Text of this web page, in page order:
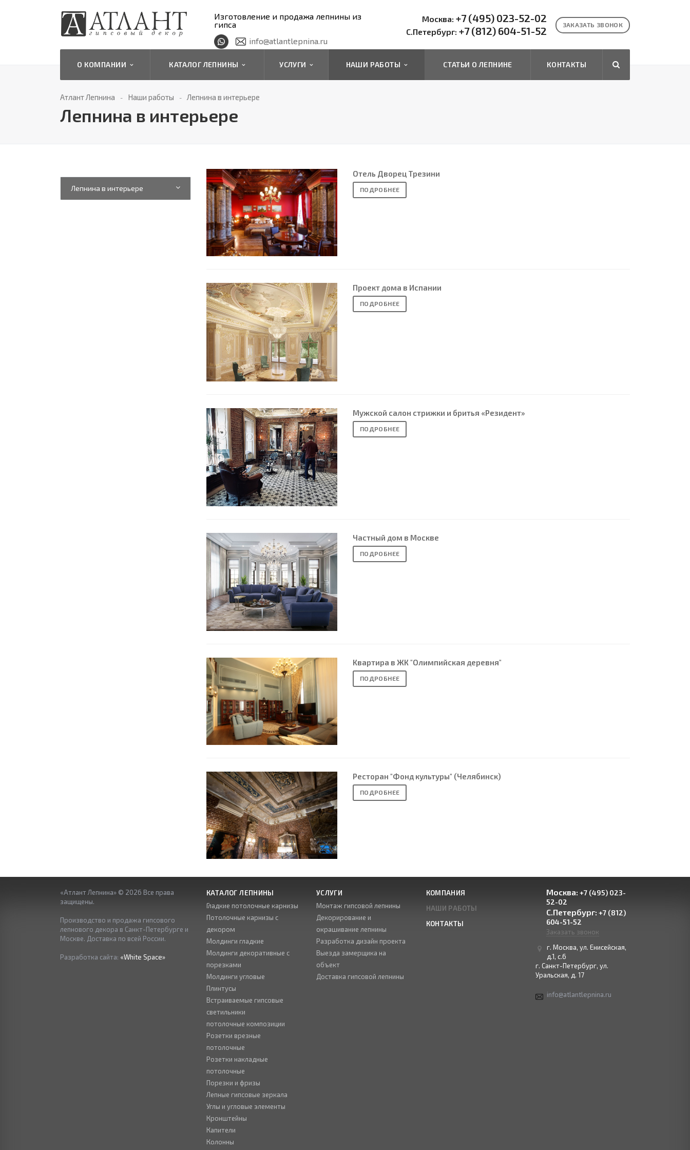
Изготовление и продажа лепнины из
гипса
info@atlantlepnina.ru
ЗАКАЗАТЬ ЗВОНОК
Москва: +7 (495) 023-52-02
С.Петербург: +7 (812) 604-51-52
О КОМПАНИИ КАТАЛОГ ЛЕПНИНЫ УСЛУГИ НАШИ РАБОТЫ СТАТЬИ О ЛЕПНИНЕ КОНТАКТЫ
Атлант Лепнина Наши работы Лепнина в интерьере
Лепнина в интерьере
Лепнина в интерьере
Отель Дворец Трезини
ПОДРОБНЕЕ
Проект дома в Испании
ПОДРОБНЕЕ
Мужской салон стрижки и бритья «Резидент»
ПОДРОБНЕЕ
Частный дом в Москве
ПОДРОБНЕЕ
Квартира в ЖК "Олимпийская деревня"
ПОДРОБНЕЕ
Ресторан "Фонд культуры" (Челябинск)
ПОДРОБНЕЕ
«Атлант Лепнина» © 2026 Все права
защищены.
Производство и продажа гипсового
лепнового декора в Санкт-Петербурге и
Москве. Доставка по всей России.
Разработка сайта: «White Space»
КАТАЛОГ ЛЕПНИНЫ
Гладкие потолочные карнизы
Потолочные карнизы с
декором
Молдинги гладкие
Молдинги декоративные с
порезками
Молдинги угловые
Плинтусы
Встраиваемые гипсовые
светильники
потолочные композиции
Розетки врезные
потолочные
Розетки накладные
потолочные
Порезки и фризы
Лепные гипсовые зеркала
Углы и угловые элементы
Кронштейны
Капители
Колонны
УСЛУГИ
Монтаж гипсовой лепнины
Декорирование и
окрашивание лепнины
Разработка дизайн проекта
Выезда замерщика на
объект
Доставка гипсовой лепнины
КОМПАНИЯ
НАШИ РАБОТЫ
КОНТАКТЫ
Москва: +7 (495) 023-
52-02
С.Петербург: +7 (812)
604-51-52
Заказать звонок
г. Москва, ул. Енисейская,
д.1, с.6
г. Санкт-Петербург, ул.
Уральская, д. 17
info@atlantlepnina.ru